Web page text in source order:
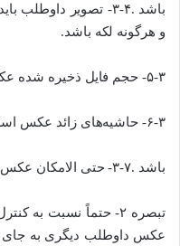
باشد .۴-۳- تصویر
و هرگونه لکه باشد.
۵-۳- حجم فایل ذخیره شده عکس نباید از ۷۰ کیلو بایت بیشتر باشد.
۶-۳- حاشیه‌های زائد عکس اسکن شده باید حذف شده
باشد .۷-۳- حتی الامکان عکس، رنگی و دارای زمینه سفید باشد.
تبصره ۲- حتماً نسبت به
عکس داوطلب دیگری به